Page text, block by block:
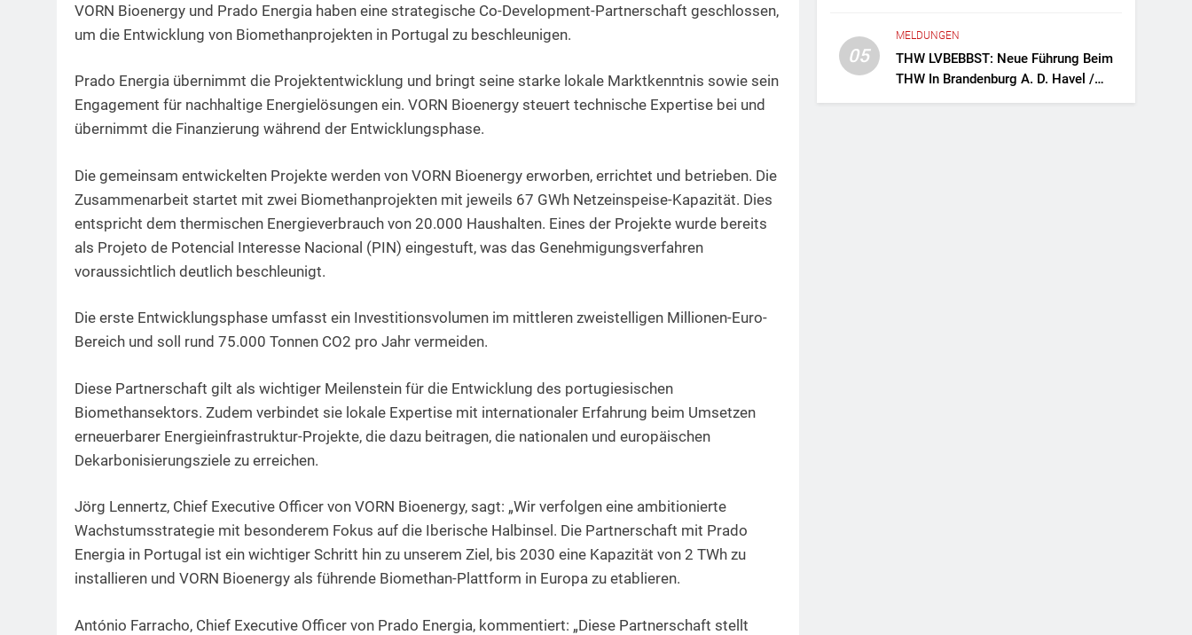
VORN Bioenergy und Prado Energia haben eine strategische Co-Development-Partnerschaft geschlossen,
um die Entwicklung von Biomethanprojekten in Portugal zu beschleunigen.
Prado Energia übernimmt die Projektentwicklung und bringt seine starke lokale Marktkenntnis sowie sein
Engagement für nachhaltige Energielösungen ein. VORN Bioenergy steuert technische Expertise bei und
übernimmt die Finanzierung während der Entwicklungsphase.
Die gemeinsam entwickelten Projekte werden von VORN Bioenergy erworben, errichtet und betrieben. Die
Zusammenarbeit startet mit zwei Biomethanprojekten mit jeweils 67 GWh Netzeinspeise-Kapazität. Dies
entspricht dem thermischen Energieverbrauch von 20.000 Haushalten. Eines der Projekte wurde bereits
als Projeto de Potencial Interesse Nacional (PIN) eingestuft, was das Genehmigungsverfahren
voraussichtlich deutlich beschleunigt.
Die erste Entwicklungsphase umfasst ein Investitionsvolumen im mittleren zweistelligen Millionen-Euro-
Bereich und soll rund 75.000 Tonnen CO2 pro Jahr vermeiden.
Diese Partnerschaft gilt als wichtiger Meilenstein für die Entwicklung des portugiesischen
Biomethansektors. Zudem verbindet sie lokale Expertise mit internationaler Erfahrung beim Umsetzen
erneuerbarer Energieinfrastruktur-Projekte, die dazu beitragen, die nationalen und europäischen
Dekarbonisierungsziele zu erreichen.
Jörg Lennertz, Chief Executive Officer von VORN Bioenergy, sagt: „Wir verfolgen eine ambitionierte
Wachstumsstrategie mit besonderem Fokus auf die Iberische Halbinsel. Die Partnerschaft mit Prado
Energia in Portugal ist ein wichtiger Schritt hin zu unserem Ziel, bis 2030 eine Kapazität von 2 TWh zu
installieren und VORN Bioenergy als führende Biomethan-Plattform in Europa zu etablieren.
António Farracho, Chief Executive Officer von Prado Energia, kommentiert: „Diese Partnerschaft stellt
05
MELDUNGEN
THW LVBEBBST: Neue Führung Beim
THW In Brandenburg A. D. Havel /
Zwei Frauen An Der Spitze Des